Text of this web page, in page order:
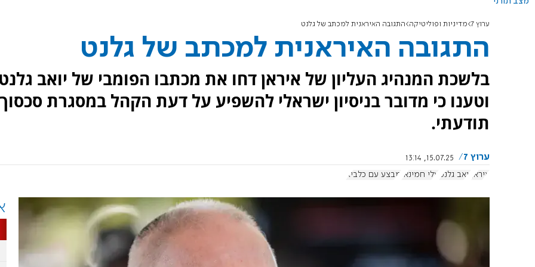
ערוץ 7 מדיניות ופוליטיקה התגובה האיראנית למכתב של גלנט
התגובה האיראנית למכתב של גלנט
בלשכת המנהיג העליון של איראן דחו את מכתבו הפומבי של יואב
וטענו כי מדובר בניסיון ישראלי להשפיע על דעת הקהל במסגרת סכסוך
תודעתי.
ערוץ 7
15.07.25, 13:14
איראן
יואב גלנט עלי חמינאי מבצע עם כלביא